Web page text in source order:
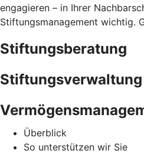
engagieren – in Ihrer
Stiftungsmanagement wichtig.
Stiftungsberatung
Stiftungsverwaltung
Überblick
So unterstützen wir Sie